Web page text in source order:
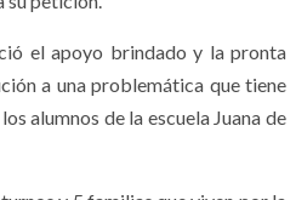
el apoyo brindado y la pronta
a una problemática que tiene
alumnos de la escuela Juana de